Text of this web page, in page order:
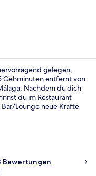
gelegen,
Gehminuten entfernt von:
Nachdem du dich
du im Restaurant
Lounge neue Kräfte
das hilfsbereite
Verkehrsmittel sind
Metrostation La Marina
Malagueta 10 Minuten.
Bewertungen